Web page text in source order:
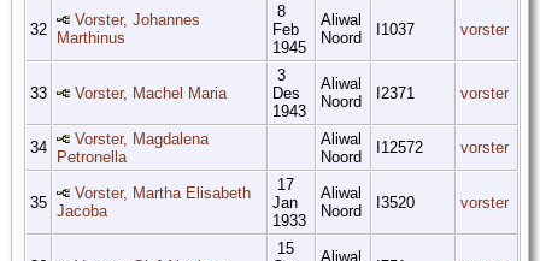
32
Vorster, Johannes
Marthinus
8
Feb
1945
Aliwal
Noord
I1037 vorster
33 Vorster, Machel Maria
3
Des
1943
Aliwal
Noord
I2371 vorster
34
Vorster, Magdalena
Petronella
Aliwal
Noord
I12572 vorster
35
Vorster, Martha Elisabeth
Jacoba
17
Jan
1933
Aliwal
Noord
I3520 vorster
15
Aliwal